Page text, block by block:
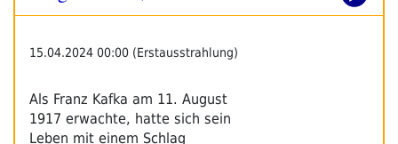
15.04.2024 00:00 (Erstausstrahlung)
Als Franz Kafka am 11. August
1917 erwachte, hatte sich sein
Leben mit einem Schlag